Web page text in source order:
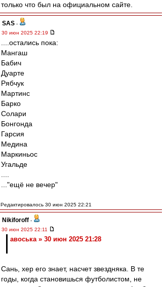
только что был на официальном сайте.
SAS -
30 июн 2025 22:19
....остались пока:
Мангаш
Бабич
Дуарте
Рябчук
Мартинс
Барко
Солари
Бонгонда
Гарсия
Медина
Маркиньос
Угальде
..."ещё не вечер"
Редактировалось 30 июн 2025 22:21
Nikiforoff -
30 июн 2025 22:11
авоська » 30 июн 2025 21:28
Сань, хер его знает, насчет звездняка. В те
годы, когда становишься футболистом, не